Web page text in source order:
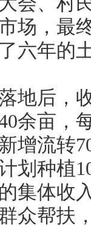
场，最
六年的
后，收
余亩，
增流转
划种植
集体收
众帮扶